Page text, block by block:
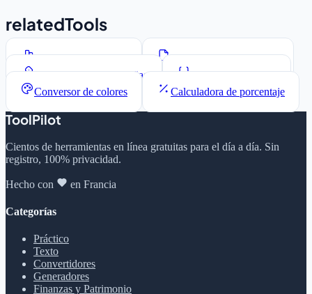
relatedTools
Contador de palabras
Generador Lorem Ipsum
Generador de contraseñas
Formateador JSON
Conversor de colores
Calculadora de porcentaje
ToolPilot
Cientos de herramientas en línea gratuitas para el día a día. Sin
registro, 100% privacidad.
Hecho con en Francia
Categorías
Práctico
Texto
Convertidores
Generadores
Finanzas y Patrimonio